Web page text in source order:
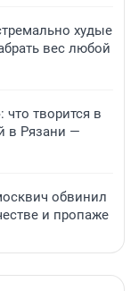
худые
вес любой
творится в
в Рязани —
обвинил
и пропаже